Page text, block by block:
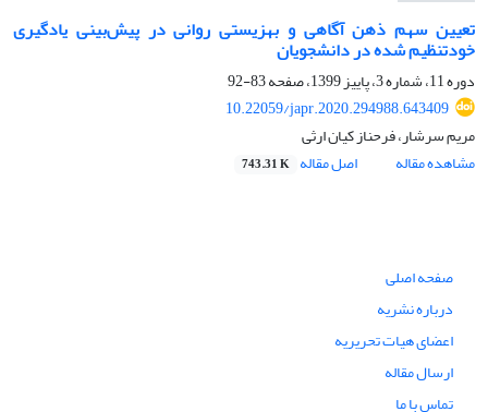
تعیین سهم ذهن آگاهی و بهزیستی روانی در پیش‌بینی یادگیری
خودتنظیم شده در دانشجویان
دوره 11، شماره 3، پاییز 1399، صفحه
83-92
10.22059/japr.2020.294988.643409
مریم سرشار، فرحناز کیان ارثی
مشاهده مقاله
اصل مقاله 743.31 K
صفحه اصلی
درباره نشریه
اعضای هیات تحریریه
ارسال مقاله
تماس با ما